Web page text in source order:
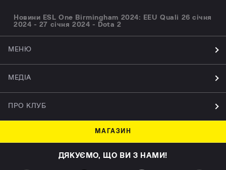
Новини ESL One Birmingham 2024: EEU Quali 26 січня
2024 - 27 січня 2024 - Dota 2
МЕНЮ
МЕДІА
ПРО КЛУБ
МАГАЗИН
ДЯКУЄМО, ЩО ВИ З НАМИ!